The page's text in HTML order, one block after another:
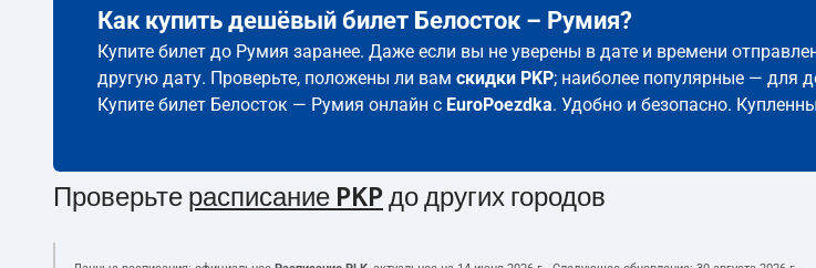
Как купить дешёвый билет Белосток – Румия?
Купите билет до Румия заранее. Даже если вы не уверены в дате и времени
другую дату. Проверьте, положены ли вам скидки PKP; наиболее популярные — для
Купите билет Белосток — Румия онлайн с EuroPoezdka. Удобно и безопасно.
Проверьте расписание PKP до других городов